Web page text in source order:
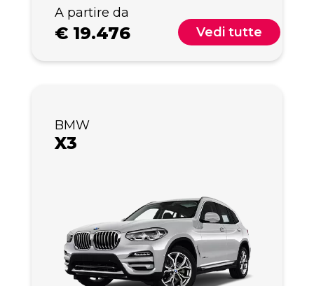
A partire da
€ 19.476 Vedi tutte
BMW
X3